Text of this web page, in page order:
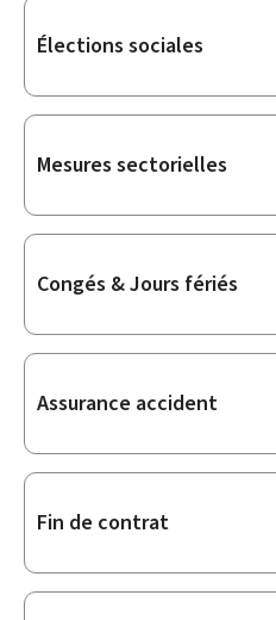
Élections sociales
Mesures sectorielles
Congés & Jours fériés
Assurance accident
Fin de contrat